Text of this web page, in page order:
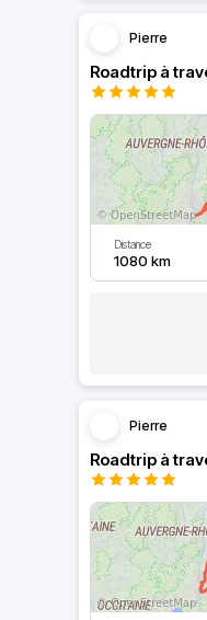
Pierre
Distance
1080 km
Pierre